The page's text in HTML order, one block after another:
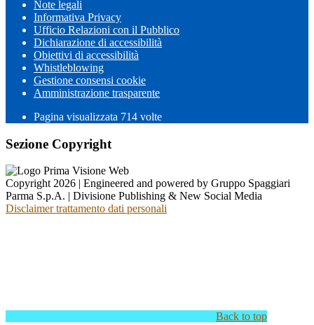
Note legali
Informativa Privacy
Ufficio Relazioni con il Pubblico
Dichiarazione di accessibilità
Obiettivi di accessibilità
Whistleblowing
Gestione consensi cookie
Amministrazione trasparente
Pagina visualizzata 714 volte
Sezione Copyright
Copyright 2026 | Engineered and powered by Gruppo Spaggiari
Parma S.p.A. | Divisione Publishing & New Social Media
Disclaimer trattamento dati personali
Back to top